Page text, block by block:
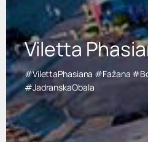
Viletta
#VilettaPhasiana #Fažana
#JadranskaObala